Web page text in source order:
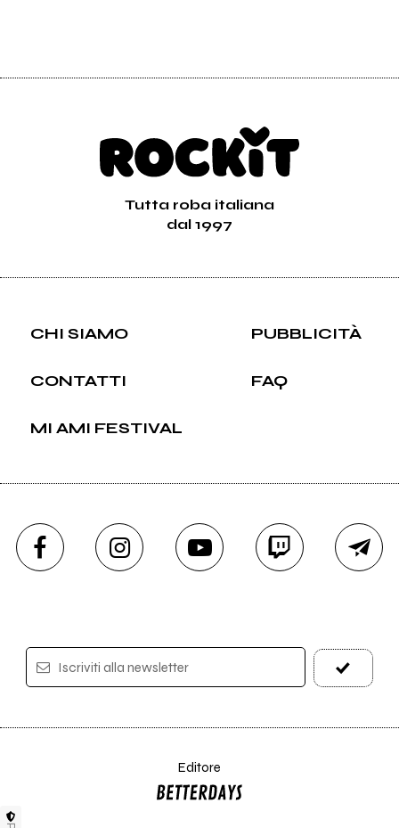
Tutta roba italiana
dal 1997
CHI SIAMO PUBBLICITÀ
CONTATTI FAQ
MI AMI FESTIVAL
Iscriviti alla newsletter
Editore